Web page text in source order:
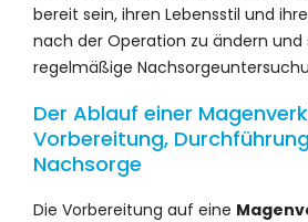
bereit sein, ihren Lebensstil und
nach der Operation zu ändern und
regelmäßige
Der Ablauf einer
Vorbereitung,
Nachsorge
Die Vorbereitung auf eine